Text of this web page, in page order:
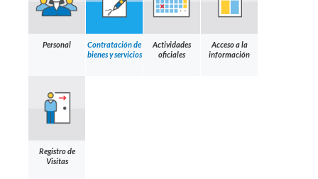
Personal
Contratación de
bienes y servicios
Actividades
oficiales
Acceso a la
información
Registro de
Visitas